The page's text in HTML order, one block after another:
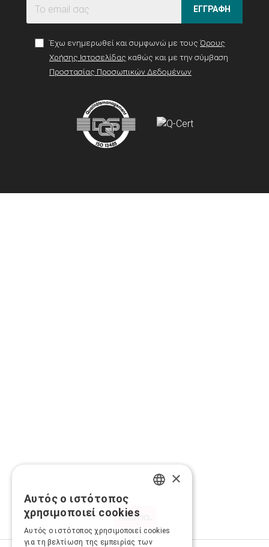
ΕΓΓΡΑΦΗ
Έχω ενημερωθεί και συμφωνώ με τους Όρους
Χρήσης Ιστοσελίδας καθώς και με την σύμβαση
Προστασίας Προσωπικών Δεδομένων
×
Αυτός ο ιστότοπος
χρησιμοποιεί cookies
Αυτός ο ιστότοπος χρησιμοποιεί cookies
για τη βελτίωση της εμπειρίας των